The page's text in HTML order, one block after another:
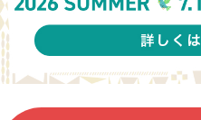
LITALICOジュニアと
教室を探す
アンケートに回
アンケート
1対1の授業で
行動観察
報告書をもとに
した面談
小学生になり行き渋
何度も言わないと
何を言っても「うる